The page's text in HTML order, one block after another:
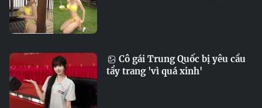
Cô gái Trung Quốc bị yêu cầu
tẩy trang 'vì quá xinh'